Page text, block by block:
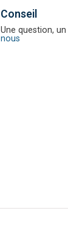
Conseil
Une question,
nous